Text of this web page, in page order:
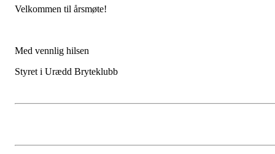
Velkommen til årsmøte!
Med vennlig hilsen
Styret i Urædd Bryteklubb